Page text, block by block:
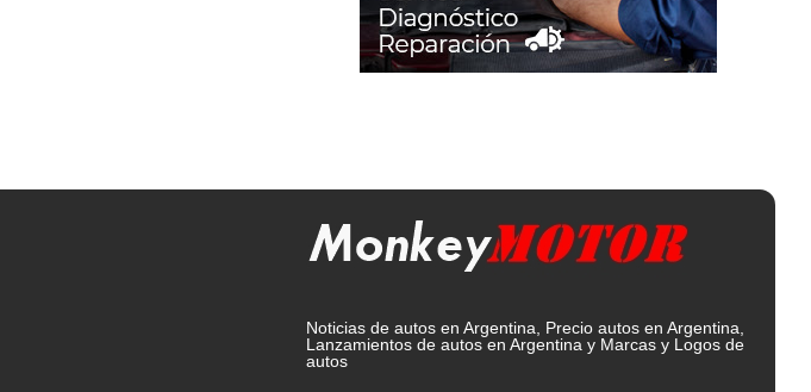
Noticias de autos en Argentina, Precio autos en Argentina,
Lanzamientos de autos en Argentina y Marcas y Logos de
autos